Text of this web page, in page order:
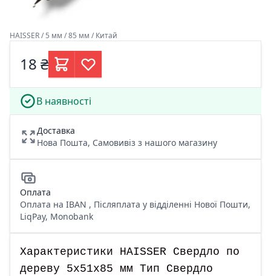
HAISSER / 5 мм / 85 мм / Китай
18 ₴
В наявності
Доставка
Нова Пошта, Самовивіз з нашого магазину
Оплата
Оплата на IBAN , Післяплата у відділенні Нової Пошти,
LiqPay, Monobank
Характеристики HAISSER Свердло по
дереву 5x51x85 мм Тип Свердло